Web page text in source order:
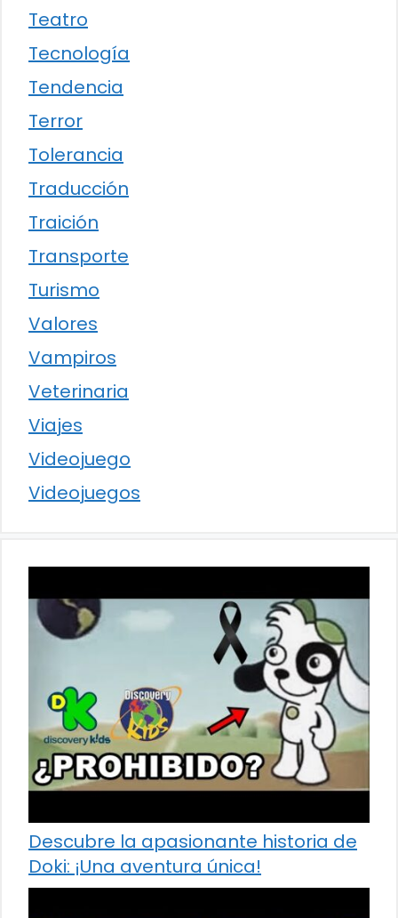
Teatro
Tecnología
Tendencia
Terror
Tolerancia
Traducción
Traición
Transporte
Turismo
Valores
Vampiros
Veterinaria
Viajes
Videojuego
Videojuegos
Descubre la apasionante historia de
Doki: ¡Una aventura única!